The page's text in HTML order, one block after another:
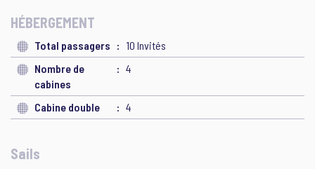
HÉBERGEMENT
Total passagers
10 Invités
Nombre de
cabines
4
Cabine double 4
Sails